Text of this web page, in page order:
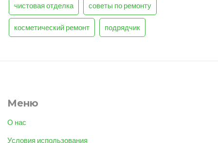
чистовая отделка советы по ремонту
косметический ремонт подрядчик
Меню
О нас
Условия использования